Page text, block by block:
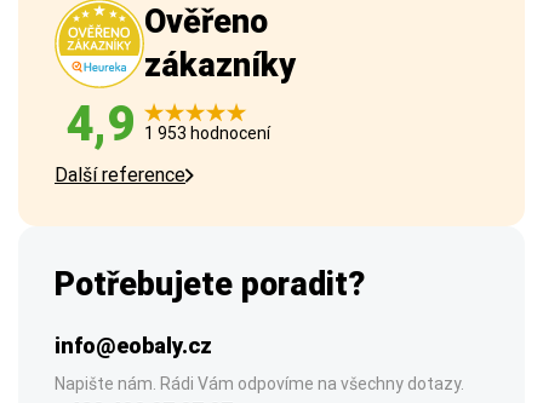
Ověřeno
zákazníky
4,9 1 953 hodnocení
Další reference
Potřebujete poradit?
info@eobaly.cz
Napište nám. Rádi Vám odpovíme na všechny dotazy.